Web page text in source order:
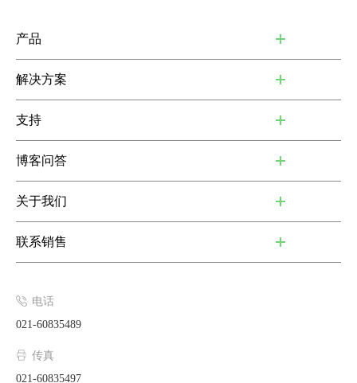
产品
解决方案
支持
博客问答
关于我们
联系销售
电话
021-60835489
传真
021-60835497